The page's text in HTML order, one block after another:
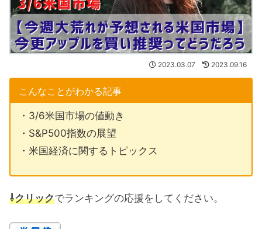
2023.03.07 2023.09.16
こんなことがわかる記事
・3/6米国市場の値動き
・S&P500指数の展望
・米国経済に関するトピックス
⇩クリックでランキングの応援をしてください。